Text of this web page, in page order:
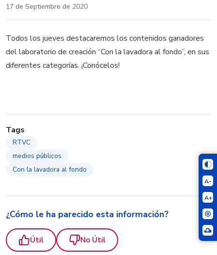
A-
A+
17 de Septiembre de 2020
Todos los jueves destacaremos los contenidos ganadores
del laboratorio de creación “Con la lavadora al fondo”, en sus
diferentes categorías. ¡Conócelos!
Tags
RTVC
medios públicos
Con la lavadora al fondo
¿Cómo le ha parecido esta información?
Útil No Útil